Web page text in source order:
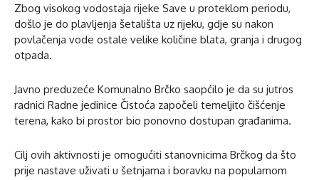
Zbog visokog vodostaja rijeke Save u proteklom periodu,
došlo je do plavljenja šetališta uz rijeku, gdje su nakon
povlačenja vode ostale velike količine blata, granja i drugog
otpada.
Javno preduzeće Komunalno Brčko saopćilo je da su jutros
radnici Radne jedinice Čistoća započeli temeljito čišćenje
terena, kako bi prostor bio ponovno dostupan građanima.
Cilj ovih aktivnosti je omogućiti stanovnicima Brčkog da što
prije nastave uživati u šetnjama i boravku na popularnom